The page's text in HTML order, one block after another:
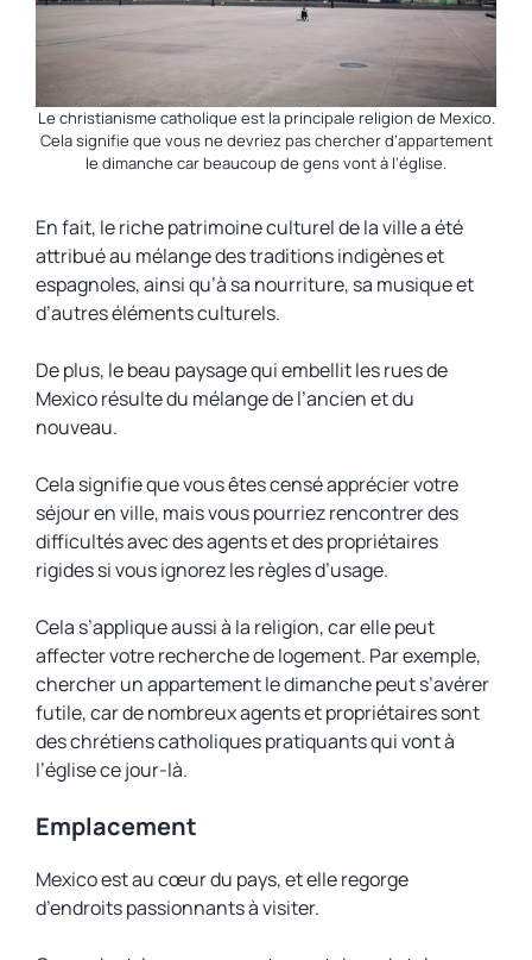
Le christianisme catholique est la principale religion de Mexico.
Cela signifie que vous ne devriez pas chercher d’appartement
le dimanche car beaucoup de gens vont à l’église.
En fait, le riche patrimoine culturel de la ville a été
attribué au mélange des traditions indigènes et
espagnoles, ainsi qu’à sa nourriture, sa musique et
d’autres éléments culturels.
De plus, le beau paysage qui embellit les rues de
Mexico résulte du mélange de l’ancien et du
nouveau.
Cela signifie que vous êtes censé apprécier votre
séjour en ville, mais vous pourriez rencontrer des
difficultés avec des agents et des propriétaires
rigides si vous ignorez les règles d’usage.
Cela s’applique aussi à la religion, car elle peut
affecter votre recherche de logement. Par exemple,
chercher un appartement le dimanche peut s’avérer
futile, car de nombreux agents et propriétaires sont
des chrétiens catholiques pratiquants qui vont à
l’église ce jour-là.
Emplacement
Mexico est au cœur du pays, et elle regorge
d’endroits passionnants à visiter.